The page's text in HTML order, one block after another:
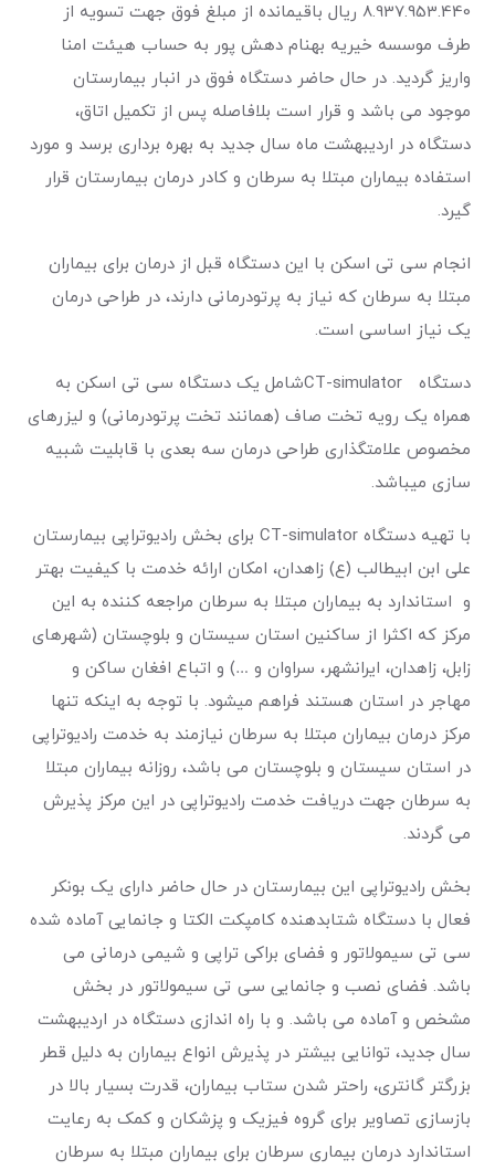
8.937.953.440 ریال باقیمانده از مبلغ فوق جهت تسویه از
طرف موسسه خیریه بهنام دهش پور به حساب هیئت امنا
واریز گردید. در حال حاضر دستگاه فوق در انبار بیمارستان
موجود می باشد و قرار است بلافاصله پس از تکمیل اتاق،
دستگاه در اردیبهشت ماه سال جدید به بهره برداری برسد و مورد
استفاده بیماران مبتلا به سرطان و کادر درمان بیمارستان قرار
گیرد.
انجام سی تی اسکن با این دستگاه قبل از درمان برای بیماران
مبتلا به سرطان که نیاز به پرتودرمانی دارند، در طراحی درمان
یک نیاز اساسی است.
دستگاه CT-simulatorشامل یک دستگاه سی تی اسکن به
همراه یک رویه تخت صاف (همانند تخت پرتودرمانی) و لیزرهای
مخصوص علامتگذاری طراحی درمان سه بعدی با قابلیت شبیه
سازی میباشد.
با تهیه دستگاه CT-simulator برای بخش رادیوتراپی بیمارستان
علی ابن ابیطالب (ع) زاهدان، امکان ارائه خدمت با کیفیت بهتر
و استاندارد به بیماران مبتلا به سرطان مراجعه کننده به این
مرکز که اکثرا از ساکنین استان سیستان و بلوچستان (شهرهای
زابل، زاهدان، ایرانشهر، سراوان و …) و اتباع افغان ساکن و
مهاجر در استان هستند فراهم میشود. با توجه به اینکه تنها
مرکز درمان بیماران مبتلا به سرطان نیازمند به خدمت رادیوتراپی
در استان سیستان و بلوچستان می باشد، روزانه بیماران مبتلا
به سرطان جهت دریافت خدمت رادیوتراپی در این مرکز پذیرش
می گردند.
بخش رادیوتراپی این بیمارستان در حال حاضر دارای یک بونکر
فعال با دستگاه شتابدهنده کامپکت الکتا و جانمایی آماده شده
سی تی سیمولاتور و فضای براکی تراپی و شیمی درمانی می
باشد. فضای نصب و جانمایی سی تی سیمولاتور در بخش
مشخص و آماده می باشد. و با راه اندازی دستگاه در اردیبهشت
سال جدید، توانایی بیشتر در پذیرش انواع بیماران به دلیل قطر
بزرگتر گانتری، راحتر شدن ستاب بیماران، قدرت بسیار بالا در
بازسازی تصاویر برای گروه فیزیک و پزشکان و کمک به رعایت
استاندارد درمان بیماری سرطان برای بیماران مبتلا به سرطان